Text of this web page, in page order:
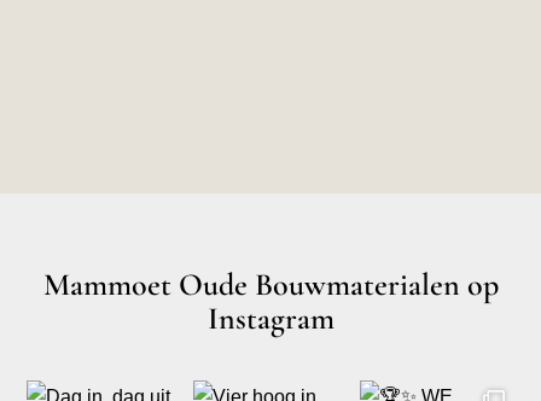
Mammoet Oude Bouwmaterialen op
Instagram